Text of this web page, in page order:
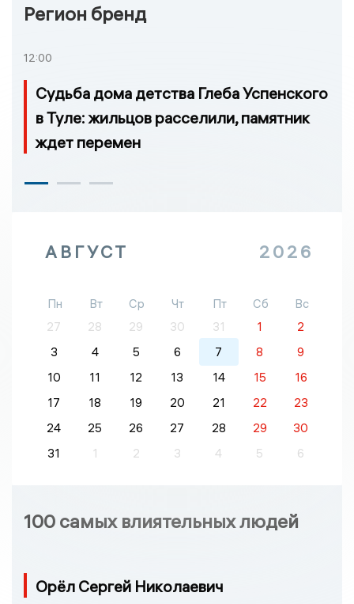
Регион бренд
12:00
Судьба дома детства Глеба Успенского
в Туле: жильцов расселили, памятник
ждет перемен
АВГУСТ 2026
Пн Вт Ср Чт Пт Сб
Вс
27
28 29 30 31 1
2
3
4 5 6 7 8
9
10
11 12 13 14 15
16
17
18 19 20 21 22
23
24
25 26 27 28 29
30
31
1 2 3 4 5 6
100 самых влиятельных людей
Орёл Сергей Николаевич